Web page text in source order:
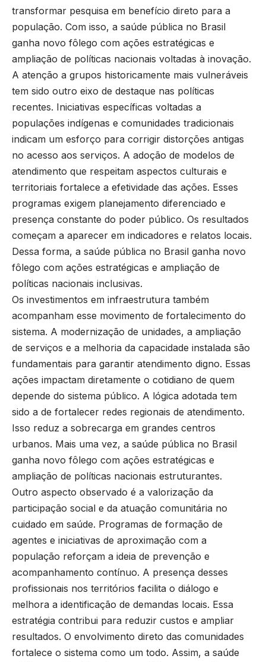
transformar pesquisa em benefício direto para a
população. Com isso, a saúde pública no Brasil
ganha novo fôlego com ações estratégicas e
ampliação de políticas nacionais voltadas à inovação.
A atenção a grupos historicamente mais vulneráveis
tem sido outro eixo de destaque nas políticas
recentes. Iniciativas específicas voltadas a
populações indígenas e comunidades tradicionais
indicam um esforço para corrigir distorções antigas
no acesso aos serviços. A adoção de modelos de
atendimento que respeitam aspectos culturais e
territoriais fortalece a efetividade das ações. Esses
programas exigem planejamento diferenciado e
presença constante do poder público. Os resultados
começam a aparecer em indicadores e relatos locais.
Dessa forma, a saúde pública no Brasil ganha novo
fôlego com ações estratégicas e ampliação de
políticas nacionais inclusivas.
Os investimentos em infraestrutura também
acompanham esse movimento de fortalecimento do
sistema. A modernização de unidades, a ampliação
de serviços e a melhoria da capacidade instalada são
fundamentais para garantir atendimento digno. Essas
ações impactam diretamente o cotidiano de quem
depende do sistema público. A lógica adotada tem
sido a de fortalecer redes regionais de atendimento.
Isso reduz a sobrecarga em grandes centros
urbanos. Mais uma vez, a saúde pública no Brasil
ganha novo fôlego com ações estratégicas e
ampliação de políticas nacionais estruturantes.
Outro aspecto observado é a valorização da
participação social e da atuação comunitária no
cuidado em saúde. Programas de formação de
agentes e iniciativas de aproximação com a
população reforçam a ideia de prevenção e
acompanhamento contínuo. A presença desses
profissionais nos territórios facilita o diálogo e
melhora a identificação de demandas locais. Essa
estratégia contribui para reduzir custos e ampliar
resultados. O envolvimento direto das comunidades
fortalece o sistema como um todo. Assim, a saúde